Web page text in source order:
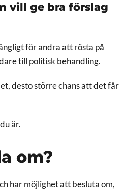
vill ge bra förslag
för andra att rösta på
till politisk behandling.
desto större chans att det får
är.
om?
har möjlighet att besluta om,